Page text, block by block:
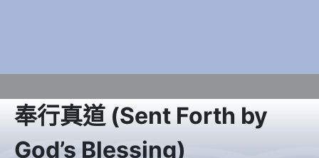
奉行真道(Sent Forth by
God’s Blessing)